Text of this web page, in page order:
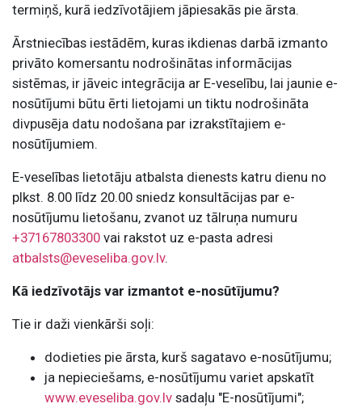
termiņš, kurā iedzīvotājiem jāpiesakās pie ārsta.
Ārstniecības iestādēm, kuras ikdienas darbā izmanto
privāto komersantu nodrošinātas informācijas
sistēmas, ir jāveic integrācija ar E-veselību, lai jaunie e-
nosūtījumi būtu ērti lietojami un tiktu nodrošināta
divpusēja datu nodošana par izrakstītajiem e-
nosūtījumiem.
E-veselības lietotāju atbalsta dienests katru dienu no
plkst. 8.00 līdz 20.00 sniedz konsultācijas par e-
nosūtījumu lietošanu, zvanot uz tālruņa numuru
+37167803300 vai rakstot uz e-pasta adresi
atbalsts@eveseliba.gov.lv.
Kā iedzīvotājs var izmantot e-nosūtījumu?
Tie ir daži vienkārši soļi:
dodieties pie ārsta, kurš sagatavo e-nosūtījumu;
ja nepieciešams, e-nosūtījumu variet apskatīt
www.eveseliba.gov.lv sadaļu "E-nosūtījumi";